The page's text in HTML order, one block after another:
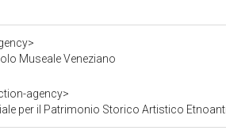
Museale Veneziano
agency>
Artistico Etnoantropologico e per il Polo Museale della